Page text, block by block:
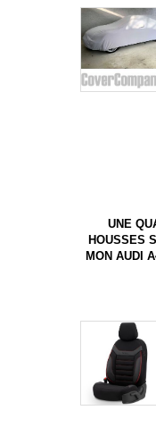
UNE
HOUSSES
MON AUDI